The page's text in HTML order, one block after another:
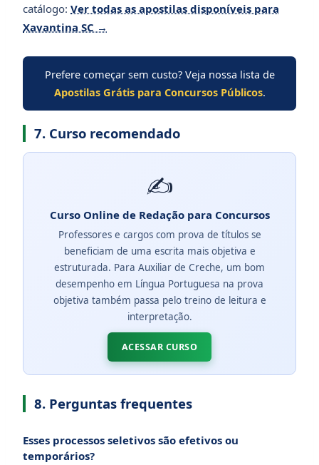
catálogo: Ver todas as apostilas disponíveis para
Xavantina SC →
Prefere começar sem custo? Veja nossa lista de
Apostilas Grátis para Concursos Públicos.
7. Curso recomendado
✍️
Curso Online de Redação para Concursos
Professores e cargos com prova de títulos se
beneficiam de uma escrita mais objetiva e
estruturada. Para Auxiliar de Creche, um bom
desempenho em Língua Portuguesa na prova
objetiva também passa pelo treino de leitura e
interpretação.
ACESSAR CURSO
8. Perguntas frequentes
Esses processos seletivos são efetivos ou
temporários?